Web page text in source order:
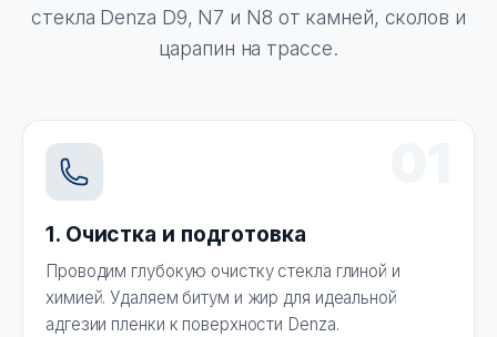
стекла Denza D9, N7 и N8 от камней, сколов и
царапин на трассе.
1. Очистка и подготовка
Проводим глубокую очистку стекла глиной и
химией. Удаляем битум и жир для идеальной
адгезии пленки к поверхности Denza.